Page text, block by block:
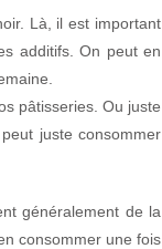
Là, il est important
additifs. On peut en
pâtisseries. Ou juste
juste consommer
généralement de la
consommer une fois